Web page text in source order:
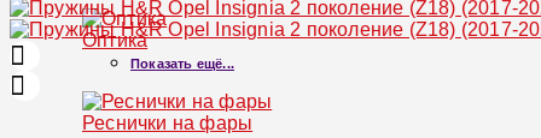
Оптика
Показать ещё...
Реснички на фары